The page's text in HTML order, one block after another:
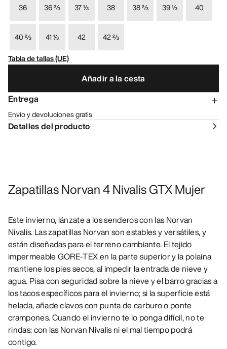
36 36 ⅔ 37 ⅓ 38 38 ⅔ 39 ⅓ 40
40 ⅔ 41 ⅓ 42
42 ⅔
Tabla de tallas (UE)
Añadir a la cesta
Entrega
Envío y devoluciones gratis
Detalles del producto
Zapatillas Norvan 4 Nivalis GTX Mujer
Este invierno, lánzate a los senderos con las Norvan
Nivalis. Las zapatillas Norvan son estables y versátiles, y
están diseñadas para el terreno cambiante. El tejido
impermeable GORE-TEX en la parte superior y la polaina
mantiene los pies secos, al impedir la entrada de nieve y
agua. Pisa con seguridad sobre la nieve y el barro gracias a
los tacos específicos para el invierno; si la superficie está
helada, añade clavos con punta de carburo o ponte
crampones. Cuando el invierno te lo ponga difícil, no te
rindas: con las Norvan Nivalis ni el mal tiempo podrá
contigo.